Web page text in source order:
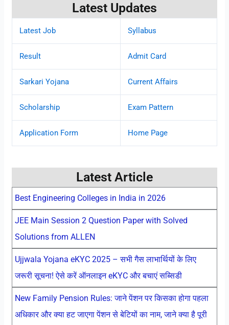
Latest Updates
Latest Job Syllabus
Result Admit Card
Sarkari Yojana Current Affairs
Scholarship Exam Pattern
Application Form Home Page
Latest Article
Best Engineering Colleges in India in 2026
JEE Main Session 2 Question Paper with Solved
Solutions from ALLEN
Ujjwala Yojana eKYC 2025 – सभी गैस लाभार्थियों के लिए
जरूरी सूचना! ऐसे करें ऑनलाइन eKYC और बचाएं सब्सिडी
New Family Pension Rules: जाने पेंशन पर किसका होगा पहला
अधिकार और क्या हट जाएगा पेंशन से बेटियों का नाम, जाने क्या है पूरी